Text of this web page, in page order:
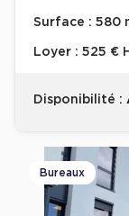
Surface : 580
Loyer : 525 €
Disponibilité :
Bureaux